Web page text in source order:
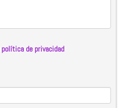
política de privacidad